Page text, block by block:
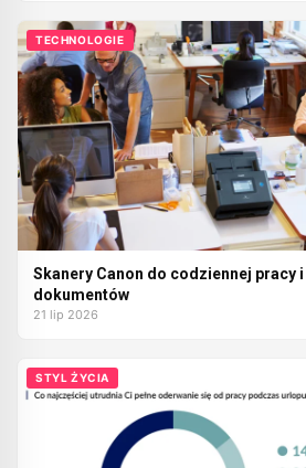
TECHNOLOGIE
Skanery Canon do codziennej pracy
dokumentów
21 lip 2026
STYL ŻYCIA